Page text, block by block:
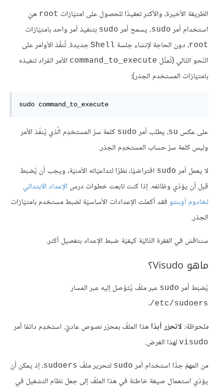
الطّريقة الأخيرة، والأكثر تعقيدًا للحصول على امتيّازات root هيّ
استخدام أمر sudo. يسمح أمر sudo بتنفيذ أمر واحد بامتيّازات
root، دون الحاجة لإنشاء جلسة Shell جديدة. تُنفَّذ الأوامر على
النّحو التّالي (تُمثِّل command_to_execute الأمر المُراد تنفيذه
بامتيّازات المستخدم الجذر):
sudo command_to_execute
على عكس su، يطلب أمر sudo كلمة سرّ المستخدِم الّذي يُنفّذ الأمر
وليس كلمة سرّ حساب المستخدِم الجذر.
لا يعمل أمر sudo افتراضيًّا، نظرًا لتداعيّاته الأمنيّة، ويجب أن يُضبَط
قبل أن يؤدّي وظائفه. إذا كنت تابعت خطوات درس الإعداد الابتدائي
لخادوم أوبنتوفقد أكملت الإعدادات الأساسيّة لضبط مستخدم بامتيّازات
الجذر.
سنناقش في الفقرة التّاليّة كيفيّة ضبط الإعداد بتفصيل أكثر.
ماهو Visudo؟
يُضبَط أمر sudo عبر ملفّ يُتَوَّصل إليه عبر المسار
etc/sudoers/
.
ملحوظة: لاتحرّر أبدًاهذا الملفّ بمحرّر نصوص عاديّ. استخدِم دائمًا أمر
visudo لهذا الغرض.
من المهمّ جدًّا استخدام أمر sudo لتحرير ملفّ sudoers، إذ يمكن أن
يؤدّي استعمال صيغة خاطئة في هذا الملفّ إلى جعل نظام التشغيل في